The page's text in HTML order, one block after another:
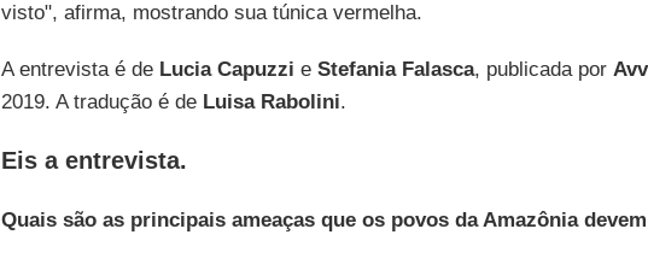
visto", afirma, mostrando sua túnica vermelha.
A entrevista é de Lucia Capuzzi e Stefania Falasca, publicada por
2019. A tradução é de Luisa Rabolini.
Eis a entrevista.
Quais são as principais ameaças que os povos da Amazônia